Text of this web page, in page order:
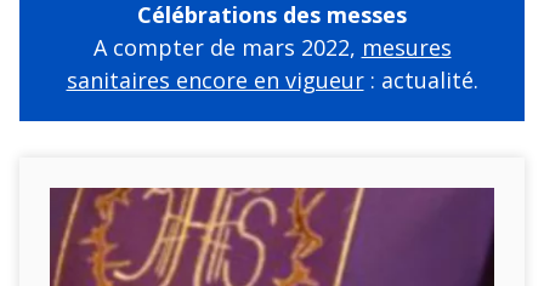
Célébrations des messes
A compter de mars 2022, mesures
sanitaires encore en vigueur: actualité.